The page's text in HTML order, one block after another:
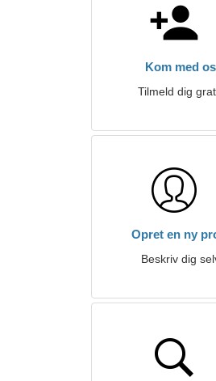
Kom med os
Tilmeld dig
Opret en ny
Beskriv dig